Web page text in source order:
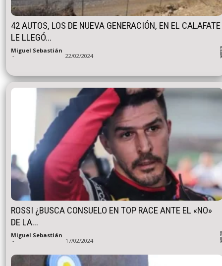
42 AUTOS, LOS DE NUEVA GENERACIÓN, EN EL CALAFATE
LE LLEGÓ...
Miguel Sebastián
- 22/02/2024
ROSSI ¿BUSCA CONSUELO EN TOP RACE ANTE EL «NO»
DE LA...
Miguel Sebastián
- 17/02/2024